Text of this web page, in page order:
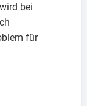
bei
für